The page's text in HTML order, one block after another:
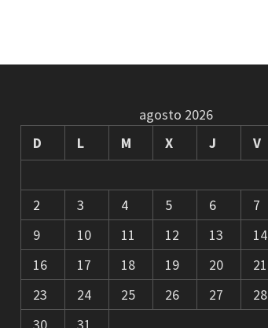
agosto 2026
D
L M X J V
2
3 4 5 6 7
9
10 11 12 13 14
16
17 18 19 20 21
23
24 25 26 27 28